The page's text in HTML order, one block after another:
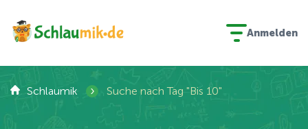
Anmelden
Schlaumik › Suche nach Tag "Bis 10"